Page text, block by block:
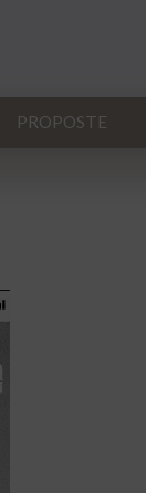
PROPOSTE